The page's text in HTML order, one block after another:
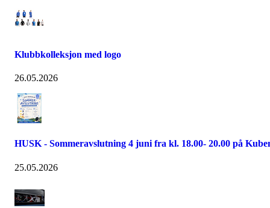
Klubbkolleksjon med logo
26.05.2026
HUSK - Sommeravslutning 4 juni fra kl. 18.00- 20.00 på
25.05.2026